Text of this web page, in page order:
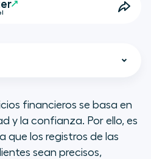
virtual
financieros se basa en
y la confianza. Por ello, es
que los registros de las
sean precisos,